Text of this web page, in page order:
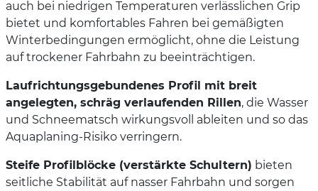
auch bei niedrigen Temperaturen verlässlichen Grip
bietet und komfortables Fahren bei gemäßigten
Winterbedingungen ermöglicht, ohne die Leistung
auf trockener Fahrbahn zu beeinträchtigen.
Laufrichtungsgebundenes Profil mit breit
angelegten, schräg verlaufenden Rillen, die Wasser
und Schneematsch wirkungsvoll ableiten und so das
Aquaplaning-Risiko verringern.
Steife Profilblöcke (verstärkte Schultern) bieten
seitliche Stabilität auf nasser Fahrbahn und sorgen